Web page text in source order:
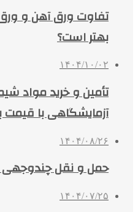
تفاوت ورق آهن و
بهتر است؟
۱۴۰۴/۱۰/۰۲
تأمین و خرید مواد
آزمایشگاهی با قیمت
۱۴۰۴/۰۸/۲۶
حمل و نقل چندوجهی
۱۴۰۴/۰۷/۲۵